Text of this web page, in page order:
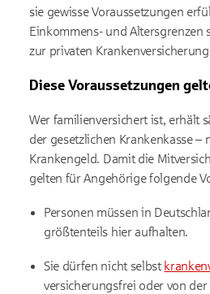
sie gewisse Voraussetzungen
Einkommens- und Altersgrenzen
zur privaten
Diese Voraussetzungen
Wer familienversichert ist, erhält
der gesetzlichen Krankenkasse –
Krankengeld. Damit die
gelten für Angehörige folgende
Personen müssen in
größtenteils hier aufhalten.
Sie dürfen nicht selbst
versicherungsfrei oder von